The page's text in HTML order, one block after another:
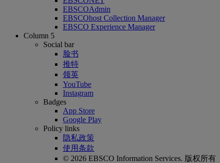
EBSCOAdmin
EBSCOhost Collection Manager
EBSCO Experience Manager
Column 5
Social bar
脸书
推特
领英
YouTube
Instagram
Badges
App Store
Google Play
Policy links
隐私政策
使用条款
© 2026 EBSCO Information Services. 版权所有